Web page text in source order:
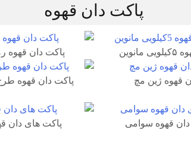
پاکت دان قهوه
پاکت دان قهوه رمدی
قهوه ژین مچ
پاکت دان قهوه
قهوه سوامی
پاکت های دان